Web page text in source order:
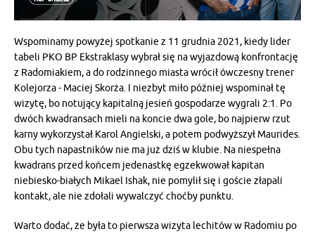
Wspominamy powyżej spotkanie z 11 grudnia 2021, kiedy lider
tabeli PKO BP Ekstraklasy wybrał się na wyjazdową konfrontację
z Radomiakiem, a do rodzinnego miasta wrócił ówczesny trener
Kolejorza - Maciej Skorża. I niezbyt miło później wspominał tę
wizytę, bo notujący kapitalną jesień gospodarze wygrali 2:1. Po
dwóch kwadransach mieli na koncie dwa gole, bo najpierw rzut
karny wykorzystał Karol Angielski, a potem podwyższył Maurides.
Obu tych napastników nie ma już dziś w klubie. Na niespełna
kwadrans przed końcem jedenastkę egzekwował kapitan
niebiesko-białych Mikael Ishak, nie pomylił się i goście złapali
kontakt, ale nie zdołali wywalczyć choćby punktu.
Warto dodać, że była to pierwsza wizyta lechitów w Radomiu po